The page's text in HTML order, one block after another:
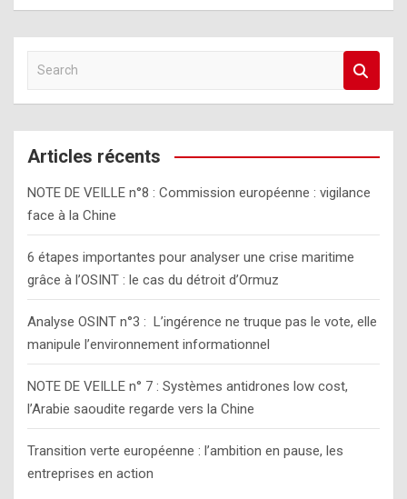
a
r
c
Articles récents
NOTE DE VEILLE n°8 : Commission européenne : vigilance
face à la Chine
6 étapes importantes pour analyser une crise maritime
grâce à l’OSINT : le cas du détroit d’Ormuz
Analyse OSINT n°3 : L’ingérence ne truque pas le vote, elle
manipule l’environnement informationnel
NOTE DE VEILLE n° 7 : Systèmes antidrones low cost,
l’Arabie saoudite regarde vers la Chine
Transition verte européenne : l’ambition en pause, les
entreprises en action